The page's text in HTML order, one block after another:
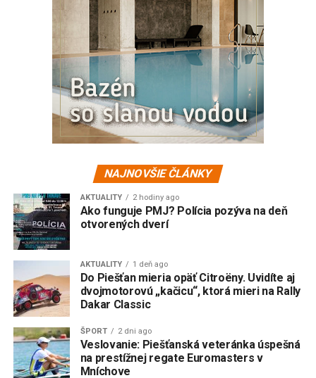
NAJNOVŠIE ČLÁNKY
AKTUALITY 2 hodiny ago
Ako funguje PMJ? Polícia pozýva na deň
otvorených dverí
AKTUALITY 1 deň ago
Do Piešťan mieria opäť Citroëny. Uvidíte aj
dvojmotorovú „kačicu“, ktorá mieri na Rally
Dakar Classic
ŠPORT 2 dni ago
Veslovanie: Piešťanská veteránka úspešná
na prestížnej regate Euromasters v
Mníchove